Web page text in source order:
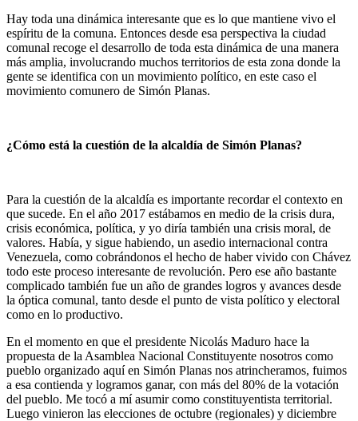
Hay toda una dinámica interesante que es lo que mantiene vivo el
espíritu de la comuna. Entonces desde esa perspectiva la ciudad
comunal recoge el desarrollo de toda esta dinámica de una manera
más amplia, involucrando muchos territorios de esta zona donde la
gente se identifica con un movimiento político, en este caso el
movimiento comunero de Simón Planas.
¿Cómo está la cuestión de la alcaldía de Simón Planas?
Para la cuestión de la alcaldía es importante recordar el contexto en
que sucede. En el año 2017 estábamos en medio de la crisis dura,
crisis económica, política, y yo diría también una crisis moral, de
valores. Había, y sigue habiendo, un asedio internacional contra
Venezuela, como cobrándonos el hecho de haber vivido con Chávez
todo este proceso interesante de revolución. Pero ese año bastante
complicado también fue un año de grandes logros y avances desde
la óptica comunal, tanto desde el punto de vista político y electoral
como en lo productivo.
En el momento en que el presidente Nicolás Maduro hace la
propuesta de la Asamblea Nacional Constituyente nosotros como
pueblo organizado aquí en Simón Planas nos atrincheramos, fuimos
a esa contienda y logramos ganar, con más del 80% de la votación
del pueblo. Me tocó a mí asumir como constituyentista territorial.
Luego vinieron las elecciones de octubre (regionales) y diciembre